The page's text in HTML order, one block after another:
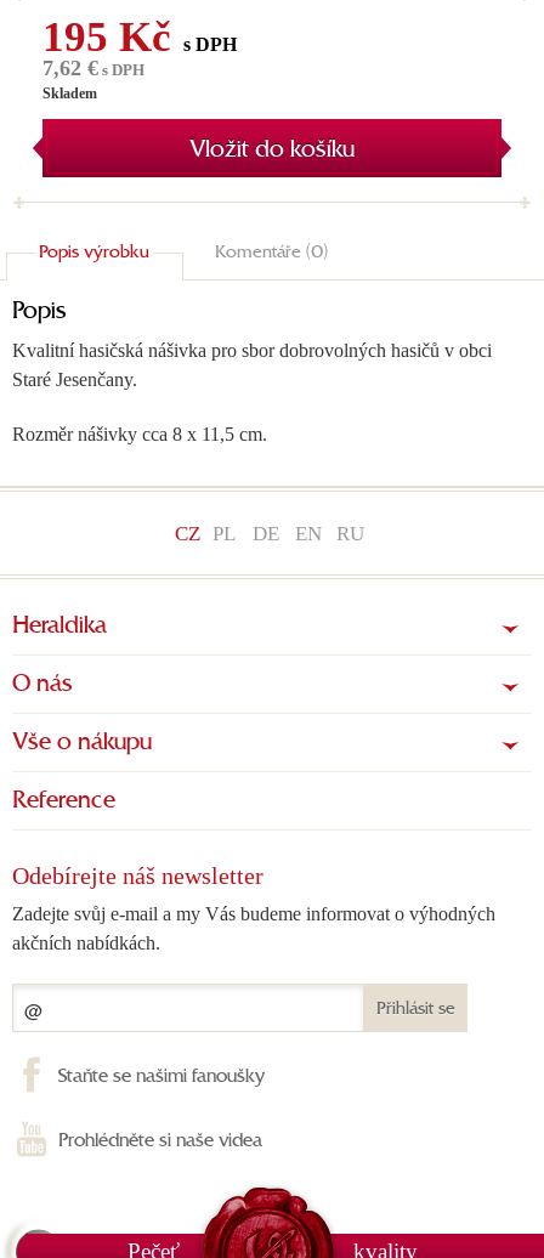
195 Kč s DPH
7,62 € s DPH
Skladem
Vložit do košíku
Popis výrobku Komentáře (0)
Popis
Kvalitní hasičská nášivka pro sbor dobrovolných hasičů v obci
Staré Jesenčany.
Rozměr nášivky cca 8 x 11,5 cm.
CZ PL DE EN RU
Heraldika
O nás
Vše o nákupu
Reference
Odebírejte náš newsletter
Zadejte svůj e-mail a my Vás budeme informovat o výhodných
akčních nabídkách.
Přihlásit se
Staňte se našimi fanoušky
Prohlédněte si naše videa
Pečeť kvality